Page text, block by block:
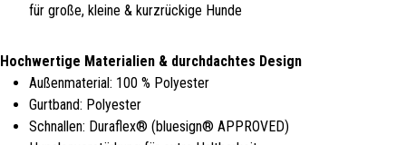
für große, kleine & kurzrückige Hunde
Hochwertige Materialien & durchdachtes Design
Außenmaterial: 100 % Polyester
Gurtband: Polyester
Schnallen: Duraflex® (bluesign® APPROVED)